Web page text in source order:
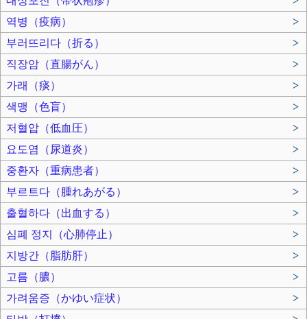
역병（疫病）
>
부러뜨리다（折る）
>
직장암（直腸がん）
>
가래（痰）
>
색맹（色盲）
>
저혈압（低血圧）
>
요도염（尿道炎）
>
중환자（重病患者）
>
부르트다（腫れあがる）
>
출혈하다（出血する）
>
심폐 정지（心肺停止）
>
지방간（脂肪肝）
>
고름（膿）
>
가려움증（かゆい症状）
>